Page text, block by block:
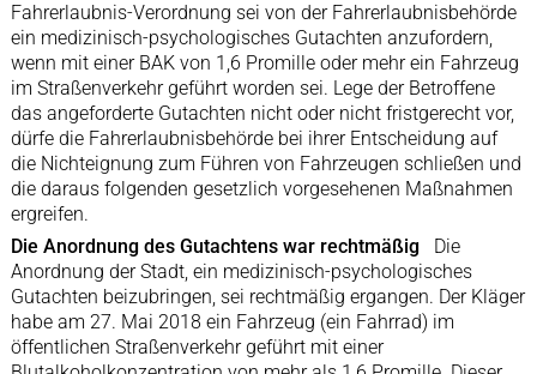
Fahrerlaubnis-Verordnung sei von der Fahrerlaubnisbehörde
ein medizinisch-psychologisches Gutachten anzufordern,
wenn mit einer BAK von 1,6 Promille oder mehr ein Fahrzeug
im Straßenverkehr geführt worden sei. Lege der Betroffene
das angeforderte Gutachten nicht oder nicht fristgerecht vor,
dürfe die Fahrerlaubnisbehörde bei ihrer Entscheidung auf
die Nichteignung zum Führen von Fahrzeugen schließen und
die daraus folgenden gesetzlich vorgesehenen Maßnahmen
ergreifen.
Die Anordnung des Gutachtens war rechtmäßigDie
Anordnung der Stadt, ein medizinisch-psychologisches
Gutachten beizubringen, sei rechtmäßig ergangen. Der Kläger
habe am 27. Mai 2018 ein Fahrzeug (ein Fahrrad) im
öffentlichen Straßenverkehr geführt mit einer